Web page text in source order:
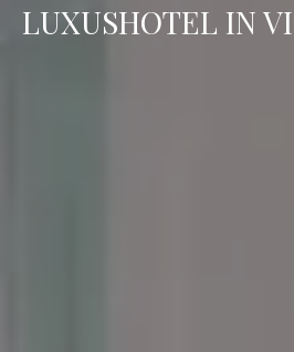
LUXUSHOTEL IN